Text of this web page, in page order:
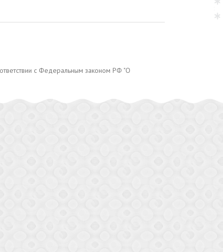
с Федеральным законом РФ "О